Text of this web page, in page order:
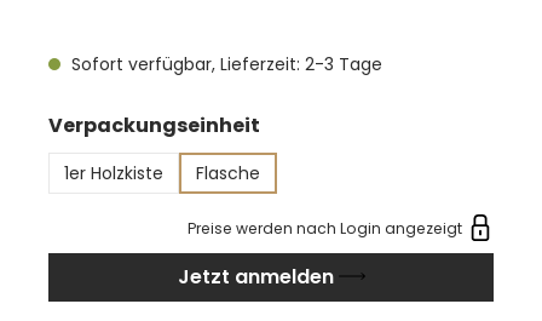
tropische Früchte, Aprikose und Pfirsich sowie
Kamille mit einem subtilen Hauch von mediterranen
Kräutern wie Rosmarin. Der Geschmack ist
ausgewogen mit einem ausgeprägten, herzhaften
es ist ein toller Speisenbegleiter, passt sehr gut zu
gebratener Dorade in Parmaschinken-Mantel und
cremigem Risotto, geschmortem Gemüse,
Sofort verfügbar, Lieferzeit: 2-3 Tage
Verpackungseinheit
1er Holzkiste Flasche
Preise werden nach Login angezeigt
Jetzt anmelden